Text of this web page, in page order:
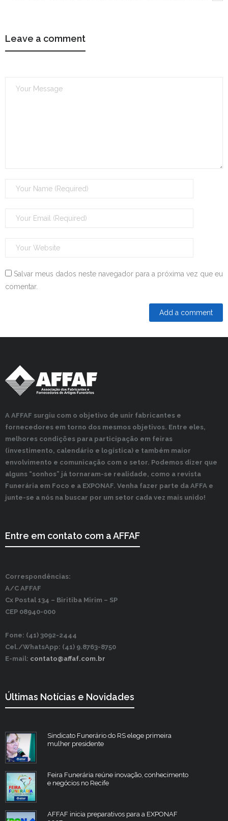
Leave a comment
Salvar meus dados neste navegador para a próxima vez que eu
comentar.
A AFFAF surgiu com o objetivo de unir fabricantes e
fornecedores em torno dos mesmos objetivos. Entre eles,
melhores condições para participação em feiras
(investimento, calendário e logística) e também maior
envolvimento e comunicação com o setor. Podemos dizer que
alguns “sonhos” já tornaram-se realidade, como a revista
Funerária em Foco e a EXPONAF. Venha fazer parte da AFFA e
junte-se a nós na buscar por um setor cada vez mais unido!
Entre em contato com a AFFAF
Correspondências:
A/C AFFAF
Cx Postal 134 – Biritiba Mirim – SP
CEP 08940-000
Fone: (41) 3092-2444
Cel./WhatsApp: (41) 9.8763-8750
E-mail: contato@affaf.com.br
Últimas Notícias e Novidades
Sindicato Funerário do RS elege primeira
mulher presidente
Feira Funerária reúne inovação, conhecimento
e negócios no Recife
AFFAF inicia preparativos para a EXPONAF